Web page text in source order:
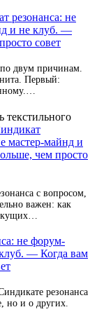
резонанса: не
и не клуб. —
совет
двум причинам.
Первый:
текстильного
мастер-майнд и
чем просто
с вопросом,
важен: как
не форум-
— Когда вам
резонанса
но и о других.